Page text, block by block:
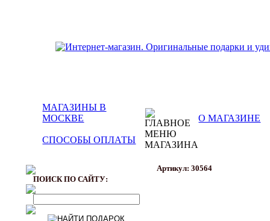
МАГАЗИНЫ В
МОСКВЕ
О МАГАЗИНЕ
СПОСОБЫ ОПЛАТЫ
ПОИСК ПО САЙТУ:
Артикул: 30564